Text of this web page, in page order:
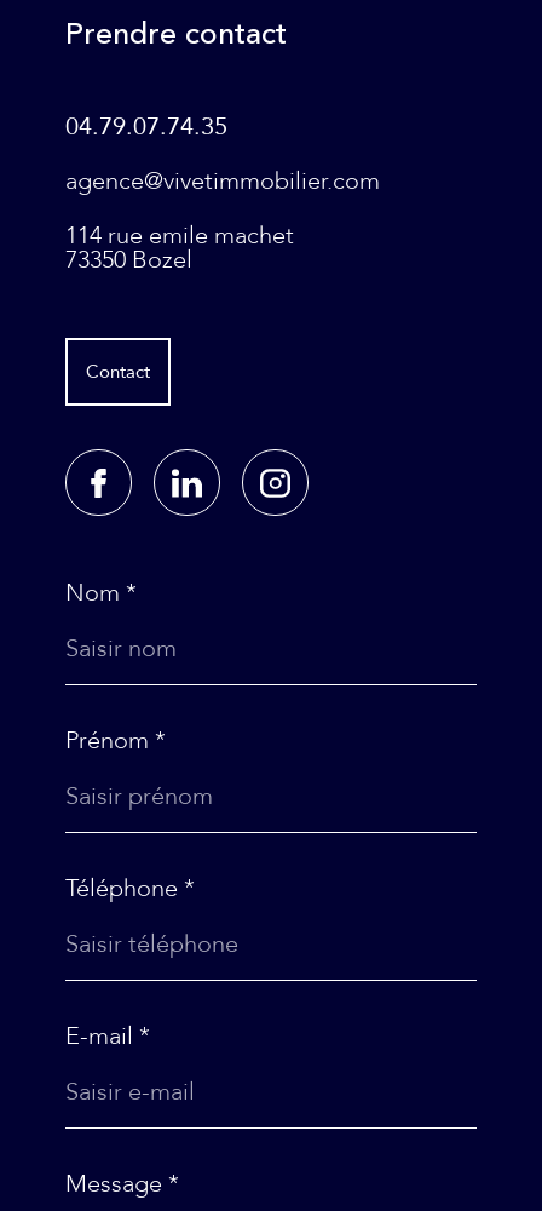
Nom *
Prénom *
Téléphone *
E-mail *
Message *
Prendre contact
04.79.07.74.35
agence@vivetimmobilier.com
114 rue emile machet
73350 Bozel
Contact